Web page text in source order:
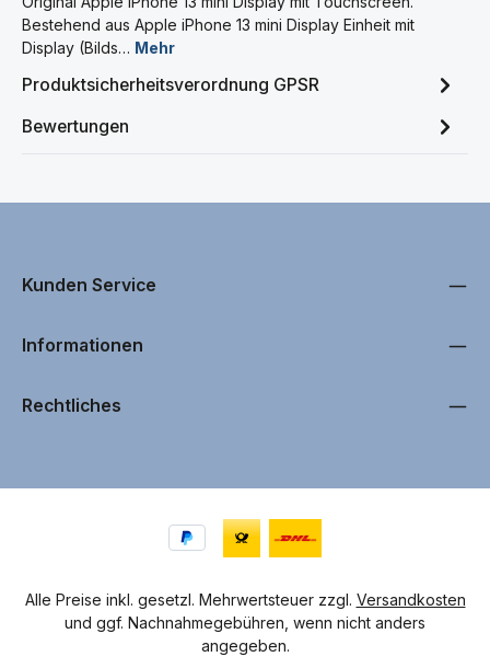
Bestehend aus Apple iPhone 13 mini Display Einheit mit
Display (Bilds… Mehr
Produktsicherheitsverordnung GPSR
Bewertungen
Kunden Service
Informationen
Rechtliches
Alle Preise inkl. gesetzl. Mehrwertsteuer zzgl. Versandkosten
und ggf. Nachnahmegebühren, wenn nicht anders
angegeben.